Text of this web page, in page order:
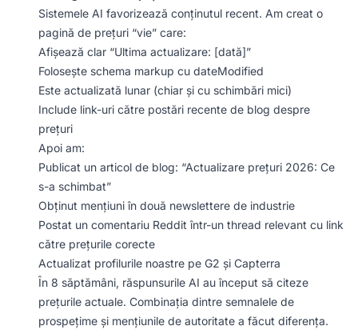
Sistemele AI favorizează conținutul recent. Am creat o
pagină de prețuri “vie” care:
Afișează clar “Ultima actualizare: [dată]”
Folosește schema markup cu dateModified
Este actualizată lunar (chiar și cu schimbări mici)
Include link-uri către postări recente de blog despre
prețuri
Apoi am:
Publicat un articol de blog: “Actualizare prețuri 2026: Ce
s-a schimbat”
Obținut mențiuni în două newslettere de industrie
Postat un comentariu Reddit într-un thread relevant cu link
către prețurile corecte
Actualizat profilurile noastre pe G2 și Capterra
În 8 săptămâni, răspunsurile AI au început să citeze
prețurile actuale. Combinația dintre semnalele de
prospețime și mențiunile de autoritate a făcut diferența.